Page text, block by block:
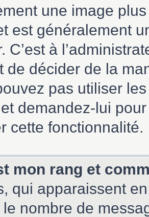
une image
est généralement
C’est à
de décider de la
pas utiliser
demandez-lui
cette fonctionnalité.
mon rang et
qui apparaissent
nombre de